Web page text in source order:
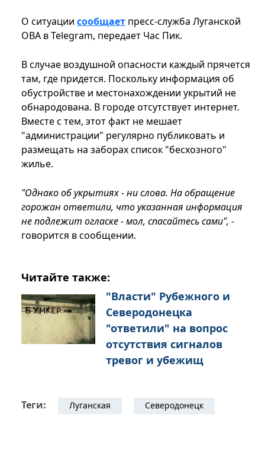
О ситуации сообщает пресс-служба Луганской
ОВА в Telegram, передает Час Пик.
В случае воздушной опасности каждый прячется
там, где придется. Поскольку информация об
обустройстве и местонахождении укрытий не
обнародована. В городе отсутствует интернет.
Вместе с тем, этот факт не мешает
"администрации" регулярно публиковать и
размещать на заборах список "бесхозного"
жилье.
"Однако об укрытиях - ни слова. На обращение
горожан ответили, что указанная информация
не подлежит огласке - мол, спасайтесь сами", -
говорится в сообщении.
Читайте также:
"Власти" Рубежного и
Северодонецка
"ответили" на вопрос
отсутствия сигналов
тревог и убежищ
Теги: Луганская Северодонецк